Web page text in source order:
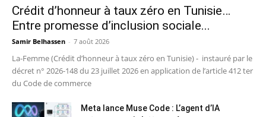
Crédit d’honneur à taux zéro en Tunisie…
Entre promesse d’inclusion sociale...
Samir Belhassen - 7 août 2026
La-Femme (Crédit d’honneur à taux zéro en Tunisie) - instauré par le
décret n° 2026-148 du 23 juillet 2026 en application de l’article 412 ter
du Code de commerce
Meta lance Muse Code : L’agent d’IA